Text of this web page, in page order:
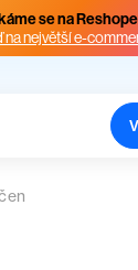
se na
na největší e-